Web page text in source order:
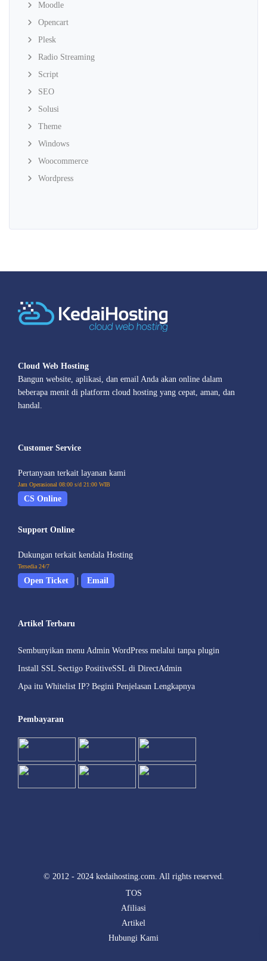
Moodle
Opencart
Plesk
Radio Streaming
Script
SEO
Solusi
Theme
Windows
Woocommerce
Wordpress
Cloud Web Hosting
Bangun website, aplikasi, dan email Anda akan online dalam
beberapa menit di platform cloud hosting yang cepat, aman, dan
handal.
Customer Service
Pertanyaan terkait layanan kami
Jam Operasional 08:00 s/d 21:00 WIB
CS Online
Support Online
Dukungan terkait kendala Hosting
Tersedia 24/7
Open Ticket Email
Artikel Terbaru
Sembunyikan menu Admin WordPress melalui tanpa plugin
Install SSL Sectigo PositiveSSL di DirectAdmin
Apa itu Whitelist IP? Begini Penjelasan Lengkapnya
Pembayaran
© 2012 - 2024 kedaihosting.com. All rights reserved.
TOS
Afiliasi
Artikel
Hubungi Kami